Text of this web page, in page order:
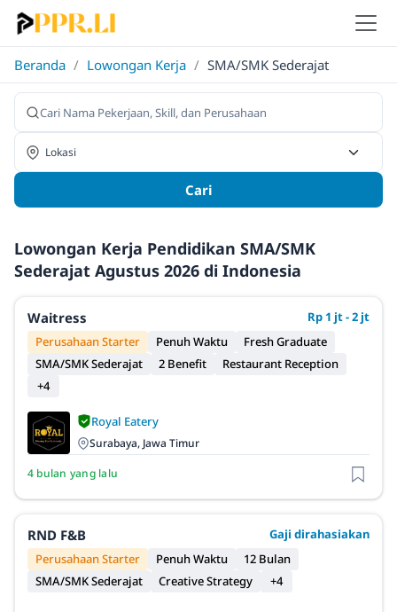
Beranda / Lowongan Kerja / SMA/SMK Sederajat
Cari
Lowongan Kerja Pendidikan SMA/SMK
Sederajat Agustus 2026 di Indonesia
Waitress
Rp 1 jt - 2 jt
Perusahaan Starter
Penuh Waktu
Fresh Graduate
SMA/SMK Sederajat
2 Benefit
Restaurant Reception
+4
Royal Eatery
Surabaya, Jawa Timur
4 bulan yang lalu
RND F&B
Gaji dirahasiakan
Perusahaan Starter
Penuh Waktu
12 Bulan
SMA/SMK Sederajat
Creative Strategy +4